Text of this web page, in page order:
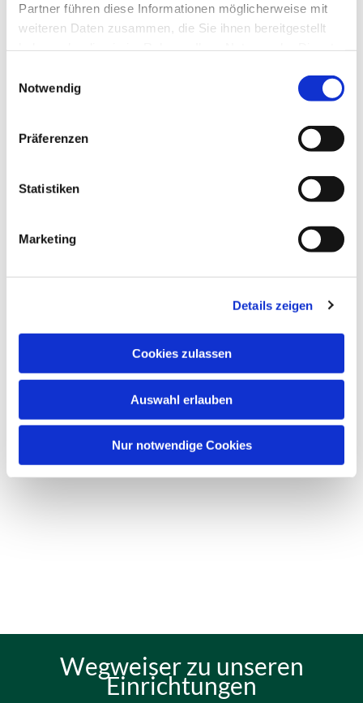
Partner führen diese Informationen möglicherweise mit
weiteren Daten zusammen, die Sie ihnen bereitgestellt
Notwendig
Präferenzen
Statistiken
Marketing
Details zeigen
Cookies zulassen
Auswahl erlauben
Nur notwendige Cookies
Dies könnte Sie auch interessieren
Wegweiser zu unseren
Einrichtungen